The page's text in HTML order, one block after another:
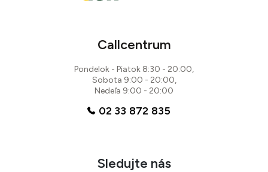
Callcentrum
Pondelok - Piatok 8:30 - 20:00,
Sobota 9:00 - 20:00,
Nedeľa 9:00 - 20:00
02 33 872 835
Sledujte nás